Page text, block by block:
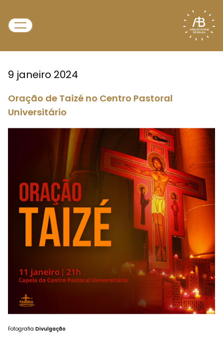
9 janeiro 2024
Oração de Taizé no Centro Pastoral
Universitário
Fotografia Divulgação